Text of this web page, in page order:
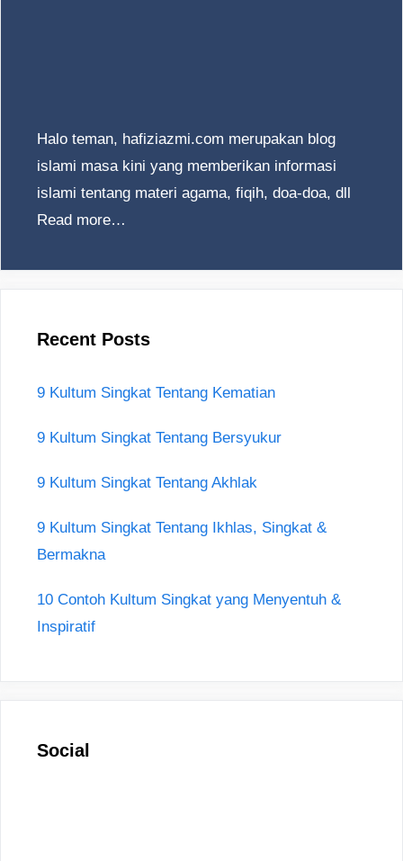
Halo teman, hafiziazmi.com merupakan blog
islami masa kini yang memberikan informasi
islami tentang materi agama, fiqih, doa-doa, dll
Read more…
Recent Posts
9 Kultum Singkat Tentang Kematian
9 Kultum Singkat Tentang Bersyukur
9 Kultum Singkat Tentang Akhlak
9 Kultum Singkat Tentang Ikhlas, Singkat &
Bermakna
10 Contoh Kultum Singkat yang Menyentuh &
Inspiratif
Social